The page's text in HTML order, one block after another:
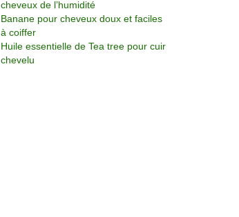
cheveux de l’humidité
Banane pour cheveux doux et faciles
à coiffer
Huile essentielle de Tea tree pour cuir
chevelu